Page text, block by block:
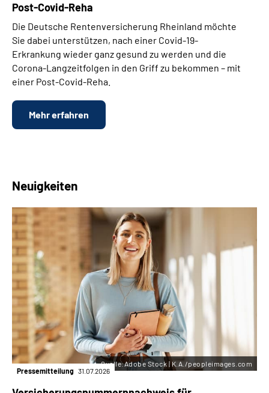
Post-Covid-Reha
Die Deutsche Rentenversicherung Rheinland möchte
Sie dabei unterstützen, nach einer Covid-19-
Erkrankung wieder ganz gesund zu werden und die
Corona-Langzeitfolgen in den Griff zu bekommen – mit
einer Post-Covid-Reha.
Mehr erfahren
Neuigkeiten
Pressemitteilung 31.07.2026
Quelle:Adobe Stock | K.A./peopleimages.com